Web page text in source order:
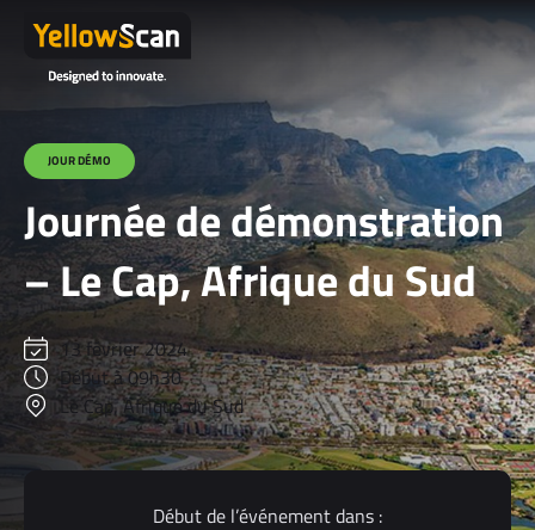
JOUR DÉMO
Journée de démonstration
– Le Cap, Afrique du Sud
13 février 2024
Début à 09h30
Le Cap, Afrique du Sud
Début de l’événement dans :